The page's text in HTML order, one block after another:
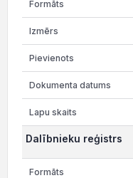
Dalībnieku reģistrs